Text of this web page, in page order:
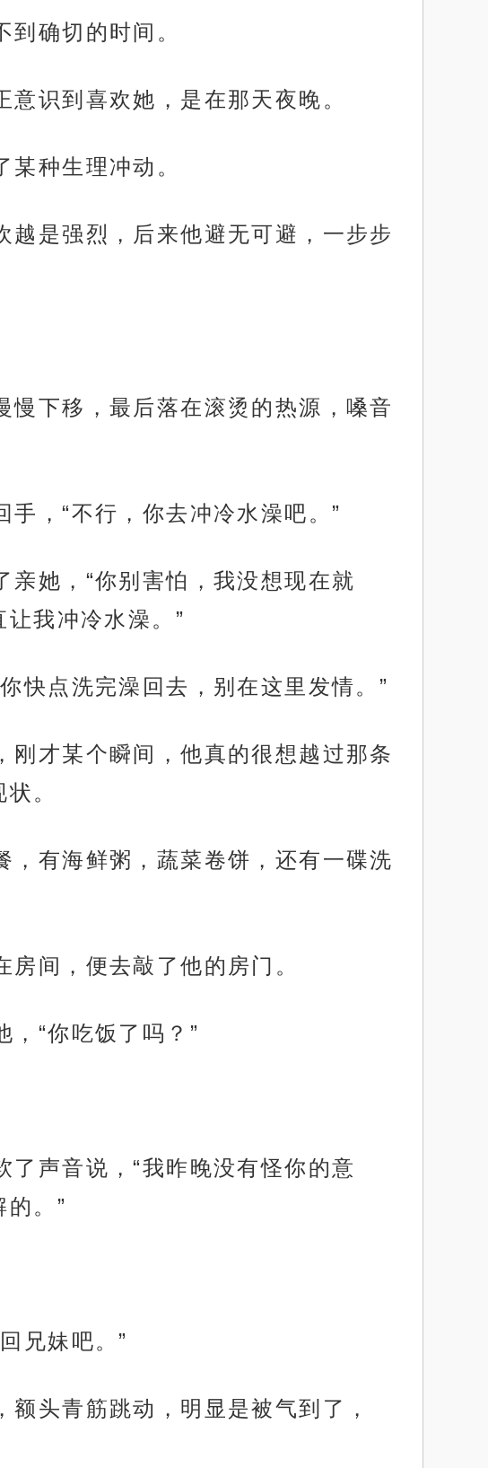
确切的时间。
识到喜欢她，是在那天夜晚。
种生理冲动。
是强烈，后来他避无可避，一步步
下移，最后落在滚烫的热源，嗓音
，“不行，你去冲冷水澡吧。”
她，“你别害怕，我没想现在就
我冲冷水澡。”
快点洗完澡回去，别在这里发情。”
刚才某个瞬间，他真的很想越过那条
。
，有海鲜粥，蔬菜卷饼，还有一碟洗
间，便去敲了他的房门。
“你吃饭了吗？”
声音说，“我昨晚没有怪你的意
。”
兄妹吧。”
头青筋跳动，明显是被气到了，